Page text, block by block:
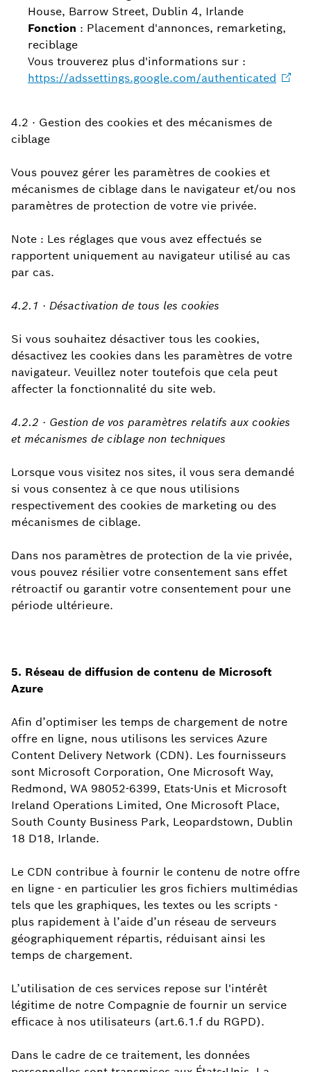
House, Barrow Street, Dublin 4, Irlande
Fonction : Placement d'annonces, remarketing,
reciblage
Vous trouverez plus d'informations sur :
https://adssettings.google.com/authenticated
4.2 · Gestion des cookies et des mécanismes de
ciblage
Vous pouvez gérer les paramètres de cookies et
mécanismes de ciblage dans le navigateur et/ou nos
paramètres de protection de votre vie privée.
Note : Les réglages que vous avez effectués se
rapportent uniquement au navigateur utilisé au cas
par cas.
4.2.1 · Désactivation de tous les cookies
Si vous souhaitez désactiver tous les cookies,
désactivez les cookies dans les paramètres de votre
navigateur. Veuillez noter toutefois que cela peut
affecter la fonctionnalité du site web.
4.2.2 · Gestion de vos paramètres relatifs aux cookies
et mécanismes de ciblage non techniques
Lorsque vous visitez nos sites, il vous sera demandé
si vous consentez à ce que nous utilisions
respectivement des cookies de marketing ou des
mécanismes de ciblage.
Dans nos paramètres de protection de la vie privée,
vous pouvez résilier votre consentement sans effet
rétroactif ou garantir votre consentement pour une
période ultérieure.
5. Réseau de diffusion de contenu de Microsoft
Azure
Afin d’optimiser les temps de chargement de notre
offre en ligne, nous utilisons les services Azure
Content Delivery Network (CDN). Les fournisseurs
sont Microsoft Corporation, One Microsoft Way,
Redmond, WA 98052-6399, Etats-Unis et Microsoft
Ireland Operations Limited, One Microsoft Place,
South County Business Park, Leopardstown, Dublin
18 D18, Irlande.
Le CDN contribue à fournir le contenu de notre offre
en ligne - en particulier les gros fichiers multimédias
tels que les graphiques, les textes ou les scripts -
plus rapidement à l’aide d’un réseau de serveurs
géographiquement répartis, réduisant ainsi les
temps de chargement.
L’utilisation de ces services repose sur l'intérêt
légitime de notre Compagnie de fournir un service
efficace à nos utilisateurs (art.6.1.f du RGPD).
Dans le cadre de ce traitement, les données